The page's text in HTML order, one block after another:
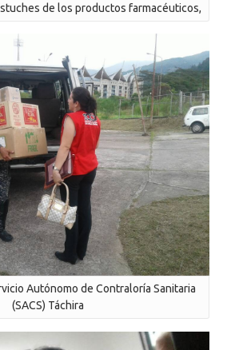
de los productos farmacéuticos,
Autónomo de Contraloría Sanitaria
(SACS) Táchira